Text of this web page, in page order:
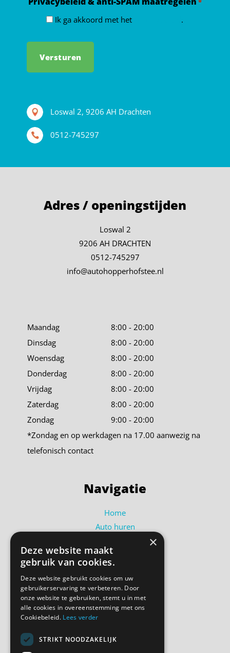
Ik ga akkoord met het .
Loswal 2, 9206 AH Drachten
0512-745297
Adres / openingstijden
Loswal 2
9206 AH DRACHTEN
0512-745297
info@autohopperhofstee.nl
Maandag
8:00 - 20:00
Dinsdag
8:00 - 20:00
Woensdag
8:00 - 20:00
Donderdag
8:00 - 20:00
Vrijdag
8:00 - 20:00
Zaterdag
8:00 - 20:00
Zondag
9:00 - 20:00
*Zondag en op werkdagen na 17.00 aanwezig na
telefonisch contact
Navigatie
Home
Auto huren
Shortlease
Over ons
Contact
Bel ons
Volg ons
×
Deze website maakt
gebruik van cookies.
Deze website gebruikt cookies om uw
gebruikerservaring te verbeteren. Door
onze website te gebruiken, stemt u in met
alle cookies in overeenstemming met ons
Cookiebeleid. Lees verder
STRIKT NOODZAKELIJK